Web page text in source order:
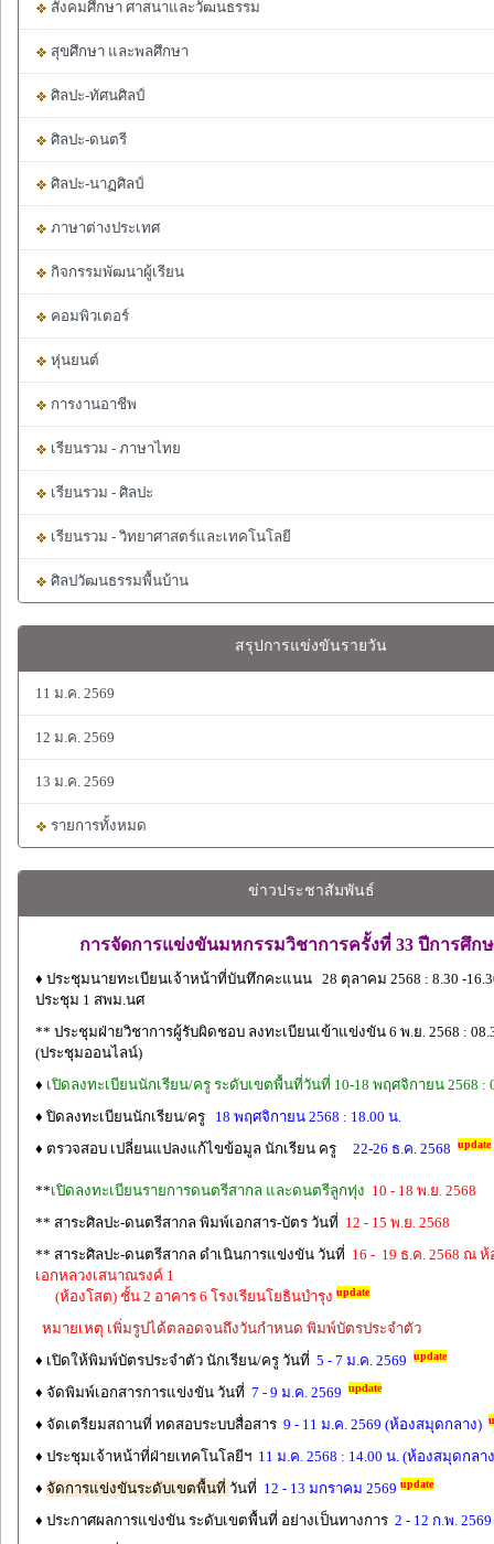
สังคมศึกษา ศาสนาและวัฒนธรรม
สุขศึกษา และพลศึกษา
ศิลปะ-ทัศนศิลป์
ศิลปะ-ดนตรี
ศิลปะ-นาฏศิลป์
ภาษาต่างประเทศ
กิจกรรมพัฒนาผู้เรียน
คอมพิวเตอร์
หุ่นยนต์
การงานอาชีพ
เรียนรวม - ภาษาไทย
เรียนรวม - ศิลปะ
เรียนรวม - วิทยาศาสตร์และเทคโนโลยี
ศิลปวัฒนธรรมพื้นบ้าน
สรุปการแข่งขันรายวัน
11 ม.ค. 2569
12 ม.ค. 2569
13 ม.ค. 2569
รายการทั้งหมด
ข่าวประชาสัมพันธ์
การจัดการแข่งขันมหกรรมวิชาการครั้งที่ 33 ปีการศึกษ
♦ ประชุมนายทะเบียนเจ้าหน้าที่บันทึกคะแนน 28 ตุลาคม 2568 : 8.30 -
ประชุม 1 สพม.นศ
** ประชุมฝ่ายวิชาการผู้รับผิดชอบ ลงทะเบียนเข้าแข่งขัน 6 พ.ย. 2568 :
(ประชุมออนไลน์)
♦ เปิดลงทะเบียนนักเรียน/ครู ระดับเขตพื้นที่วันที่ 10-18 พฤศจิกายน 2568 :
♦ ปิดลงทะเบียนนักเรียน/ครู 18 พฤศจิกายน 2568 : 18.00 น.
♦ ตรวจสอบ เปลี่ยนแปลงแก้ไขข้อมูล นักเรียน ครู 22-26 ธ.ค. 2568 update
**เปิดลงทะเบียนรายการดนตรีสากล และดนตรีลูกทุ่ง 10 - 18 พ.ย. 2568
** สาระศิลปะ-ดนตรีสากล พิมพ์เอกสาร-บัตร วันที่ 12 - 15 พ.ย. 2568
** สาระศิลปะ-ดนตรีสากล ดำเนินการแข่งขัน วันที่ 16 - 19 ธ.ค. 2568 ณ
เอกหลวงเสนาณรงค์ 1
(ห้องโสต) ชั้น 2 อาคาร 6 โรงเรียนโยธินบำรุง update
หมายเหตุ เพิ่มรูปได้ตลอดจนถึงวันกำหนด พิมพ์บัตรประจำตัว
♦ เปิดให้พิมพ์บัตรประจำตัว นักเรียน/ครู วันที่ 5 - 7 ม.ค. 2569 update
♦ จัดพิมพ์เอกสารการแข่งขัน วันที่ 7 - 9 ม.ค. 2569 update
♦ จัดเตรียมสถานที่ ทดสอบระบบสื่อสาร 9 - 11 ม.ค. 2569 (ห้องสมุดกลาง)
♦ ประชุมเจ้าหน้าที่ฝ่ายเทคโนโลยีฯ 11 ม.ค. 2568 : 14.00 น. (ห้องสมุดกลา
♦ จัดการแข่งขันระดับเขตพื้นที่ วันที่ 12 - 13 มกราคม 2569 update
♦ ประกาศผลการแข่งขัน ระดับเขตพื้นที่ อย่างเป็นทางการ 2 - 12 ก.พ. 2569